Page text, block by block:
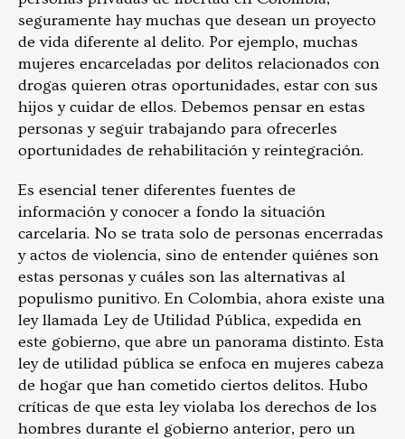
seguramente hay muchas que desean un proyecto
de vida diferente al delito. Por ejemplo, muchas
mujeres encarceladas por delitos relacionados con
drogas quieren otras oportunidades, estar con sus
hijos y cuidar de ellos. Debemos pensar en estas
personas y seguir trabajando para ofrecerles
oportunidades de rehabilitación y reintegración.
Es esencial tener diferentes fuentes de
información y conocer a fondo la situación
carcelaria. No se trata solo de personas encerradas
y actos de violencia, sino de entender quiénes son
estas personas y cuáles son las alternativas al
populismo punitivo. En Colombia, ahora existe una
ley llamada Ley de Utilidad Pública, expedida en
este gobierno, que abre un panorama distinto. Esta
ley de utilidad pública se enfoca en mujeres cabeza
de hogar que han cometido ciertos delitos. Hubo
críticas de que esta ley violaba los derechos de los
hombres durante el gobierno anterior, pero un